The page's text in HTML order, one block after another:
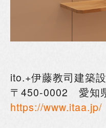
ito.+伊藤教司建築
〒 450-0002 愛知
https://www.itaa.jp/